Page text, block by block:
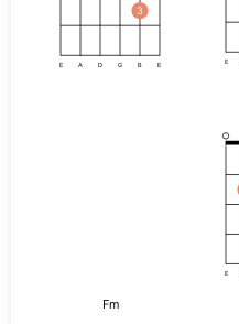
3
E A D G B E E
E
Fm